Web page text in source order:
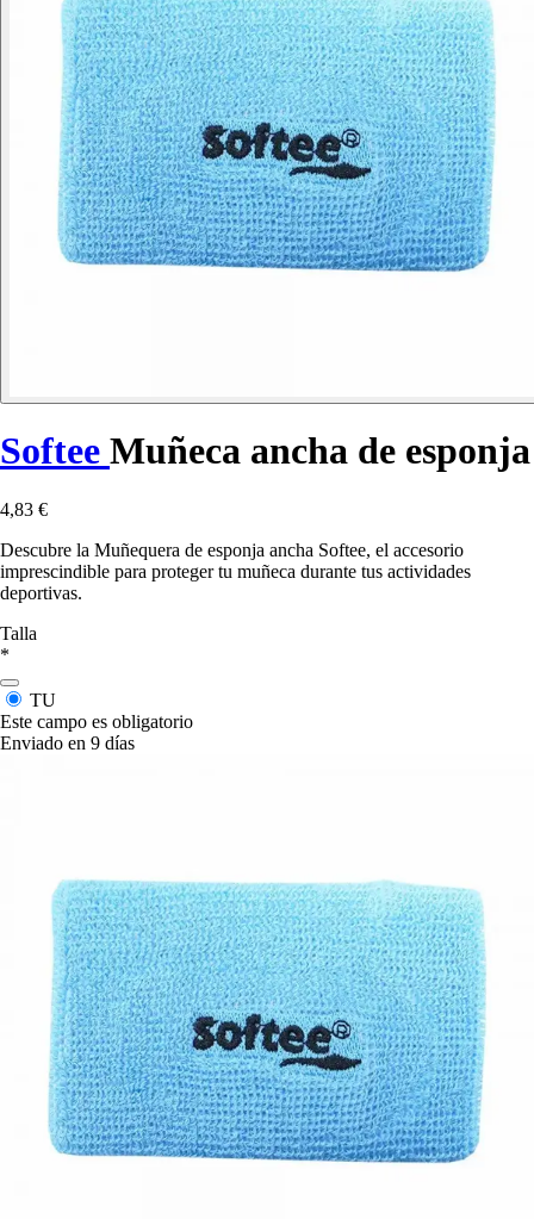
Softee Muñeca ancha de esponja
4,83 €
Descubre la Muñequera de esponja ancha Softee, el accesorio
imprescindible para proteger tu muñeca durante tus actividades
deportivas.
Talla
*
TU
Este campo es obligatorio
Enviado en 9 días